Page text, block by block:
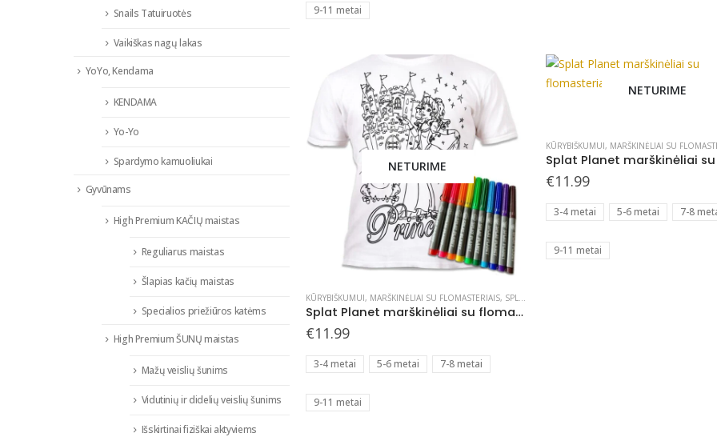
options
product
page
9-11 metai
NETURIME
product
has
variants.
options
KŪRYBIŠKUMUI, MARŠKINĖLIAI SU FLOMASTERIAIS, SPLAT PLANET - KURIAME
Splat Planet marškinėliai su flomasteriais, Princesės
€11.99
3-4 metai 5-6 metai 7-8 metai
9-11 metai
NETURIME
has
multiple
variants.
options
be
KŪRYBIŠKUMUI, MARŠKINĖLIAI SU
€11.99
3-4 metai 5-6 metai 7-8
9-11 metai
Snails Tatuiruotės
Vaikiškas nagų lakas
YoYo, Kendama
KENDAMA
Yo-Yo
Spardymo kamuoliukai
Gyvūnams
High Premium KAČIŲ maistas
Reguliarus maistas
Šlapias kačių maistas
Specialios priežiūros katėms
High Premium ŠUNŲ maistas
Mažų veislių šunims
Vidutinių ir didelių veislių šunims
Išskirtinai fiziškai aktyviems